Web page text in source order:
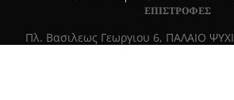
ΕΠΙΣΤΡΟΦΕΣ
Πλ. Βασιλεως Γεωργιου 6, ΠΑΛΑΙΟ